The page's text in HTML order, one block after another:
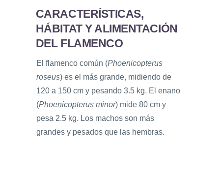
CARACTERÍSTICAS,
HÁBITAT Y ALIMENTACIÓN
DEL FLAMENCO
El flamenco común (Phoenicopterus
roseus) es el más grande, midiendo de
120 a 150 cm y pesando 3.5 kg. El enano
(Phoenicopterus minor) mide 80 cm y
pesa 2.5 kg. Los machos son más
grandes y pesados que las hembras.